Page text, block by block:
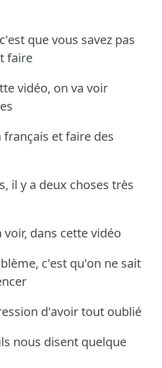
que vous savez pas
faire
vidéo, on va voir
et faire des
il y a deux choses très
dans cette vidéo
c'est qu'on ne sait
d'avoir tout oublié
nous disent quelque